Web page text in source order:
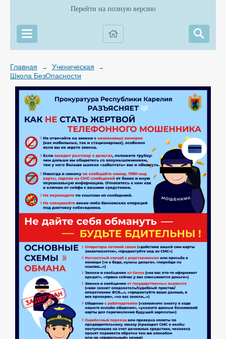
Перейти на полную версию
Главная → Ученическая →
Школа БезОпасности